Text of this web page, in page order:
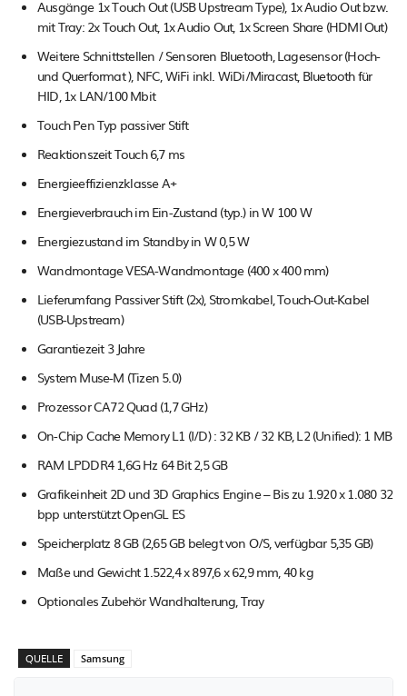
Ausgänge 1x Touch Out (USB Upstream Type), 1x Audio Out bzw.
mit Tray: 2x Touch Out, 1x Audio Out, 1x Screen Share (HDMI Out)
Weitere Schnittstellen / Sensoren Bluetooth, Lagesensor (Hoch-
und Querformat ), NFC, WiFi inkl. WiDi/Miracast, Bluetooth für
HID, 1x LAN/100 Mbit
Touch Pen Typ passiver Stift
Reaktionszeit Touch 6,7 ms
Energieeffizienzklasse A+
Energieverbrauch im Ein-Zustand (typ.) in W 100 W
Energiezustand im Standby in W 0,5 W
Wandmontage VESA-Wandmontage (400 x 400 mm)
Lieferumfang Passiver Stift (2x), Stromkabel, Touch-Out-Kabel
(USB-Upstream)
Garantiezeit 3 Jahre
System Muse-M (Tizen 5.0)
Prozessor CA72 Quad (1,7 GHz)
On-Chip Cache Memory L1 (I/D) : 32 KB / 32 KB, L2 (Unified): 1 MB
RAM LPDDR4 1,6G Hz 64 Bit 2,5 GB
Grafikeinheit 2D und 3D Graphics Engine – Bis zu 1.920 x 1.080 32
bpp unterstützt OpenGL ES
Speicherplatz 8 GB (2,65 GB belegt von O/S, verfügbar 5,35 GB)
Maße und Gewicht 1.522,4 x 897,6 x 62,9 mm, 40 kg
Optionales Zubehör Wandhalterung, Tray
QUELLE Samsung